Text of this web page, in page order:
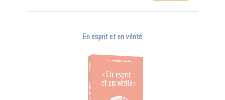
En esprit et en vérité